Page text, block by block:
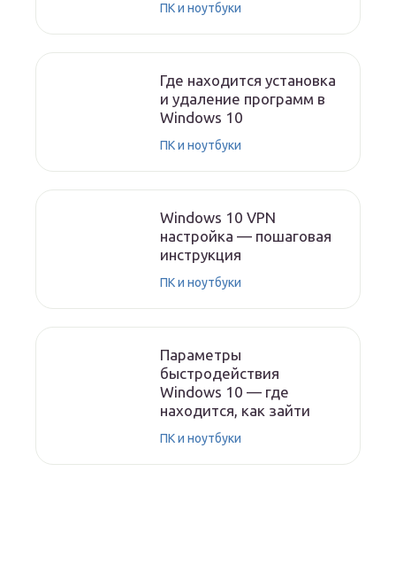
ПК и ноутбуки
Где находится установка
и удаление программ в
Windows 10
ПК и ноутбуки
Windows 10 VPN
настройка — пошаговая
инструкция
ПК и ноутбуки
Параметры
быстродействия
Windows 10 — где
находится, как зайти
ПК и ноутбуки